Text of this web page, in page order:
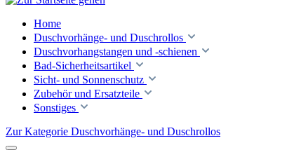
Home
Duschvorhänge- und Duschrollos
Duschvorhangstangen und -schienen
Bad-Sicherheitsartikel
Sicht- und Sonnenschutz
Zubehör und Ersatzteile
Sonstiges
Zur Kategorie Duschvorhänge- und Duschrollos